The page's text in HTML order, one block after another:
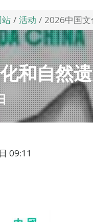
活动 2026中国文
和自然
09:11